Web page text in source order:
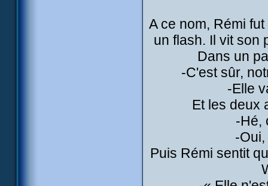
A ce nom, Rémi
un flash. Il vit son
Dans un
-C'est sûr,
-Elle
Et les deux
-Hé,
-
Puis Rémi sentit